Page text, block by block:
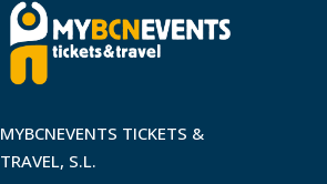
MYBCNEVENTS TICKETS &
TRAVEL, S.L.